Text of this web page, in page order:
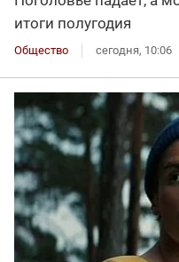
итоги полугодия
Общество сегодня, 10:06